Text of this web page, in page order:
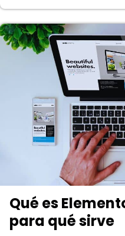
Qué es
para qué sirve